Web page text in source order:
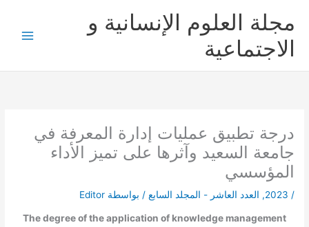
المحتوى
مجلة العلوم الإنسانية و
الاجتماعية
درجة تطبيق عمليات إدارة المعرفة في
جامعة السعيد وآثرها على تميز الأداء
المؤسسي
/
2023
, العدد العاشر - المجلد السابع / بواسطة Editor
The degree of the application of knowledge management